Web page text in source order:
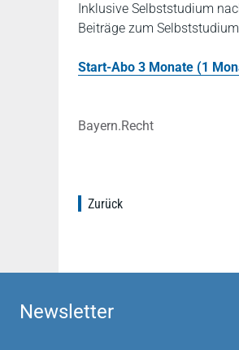
Inklusive Selbststudium
Beiträge zum
Start-Abo 3 Monate (1
Bayern.Recht
Zurück
Newsletter